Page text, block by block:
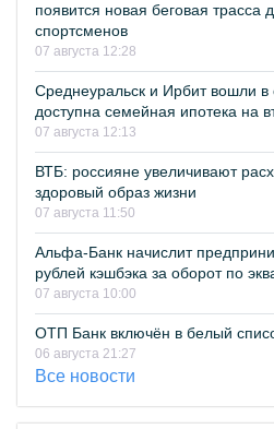
появится новая беговая
спортсменов
07 августа 12:28
Среднеуральск и Ирбит вошли в
доступна семейная ипотека на
07 августа 12:13
ВТБ: россияне увеличивают
здоровый образ жизни
07 августа 11:50
Альфа-Банк начислит
рублей кэшбэка за оборот по
07 августа 10:00
ОТП Банк включён в белый
06 августа 21:27
Все новости